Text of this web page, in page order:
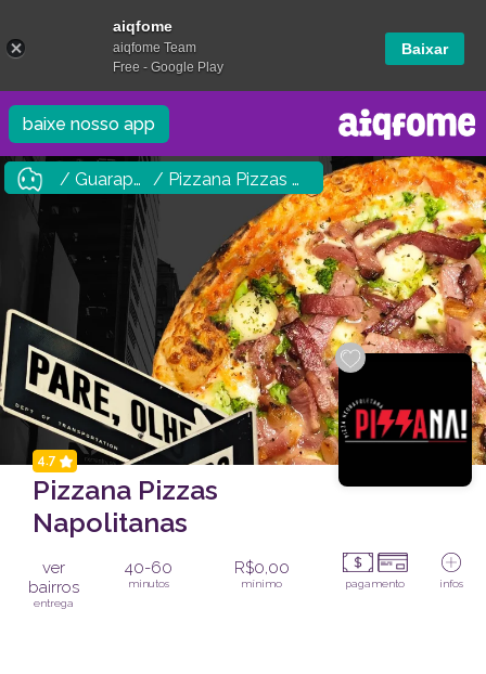
baixe nosso app
/ Guarapuava / Pizzana Pizzas Napolitanas
4.7
Pizzana Pizzas
Napolitanas
ver
bairros
entrega
40-60
minutos
R$0,00
mínimo pagamento infos
aiqfome
aiqfome Team
Free - Google Play
Baixar